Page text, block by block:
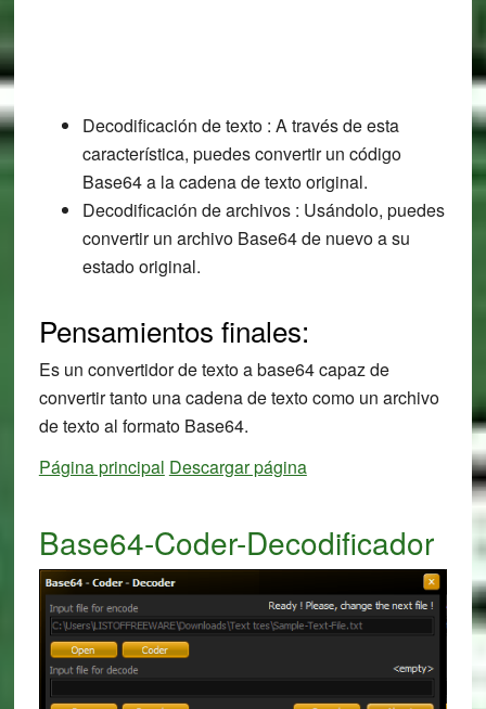
Decodificación de texto : A través de esta
característica, puedes convertir un código
Base64 a la cadena de texto original.
Decodificación de archivos : Usándolo, puedes
convertir un archivo Base64 de nuevo a su
estado original.
Pensamientos finales:
Es un convertidor de texto a base64 capaz de
convertir tanto una cadena de texto como un archivo
de texto al formato Base64.
Página principal Descargar página
Base64-Coder-Decodificador